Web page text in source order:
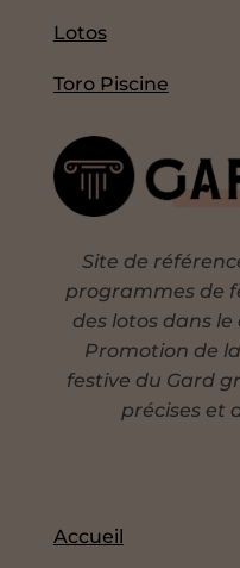
Lotos
Toro Piscine
Site de
programmes de
des lotos dans
Promotion de
festive du Gard
précises et
Accueil